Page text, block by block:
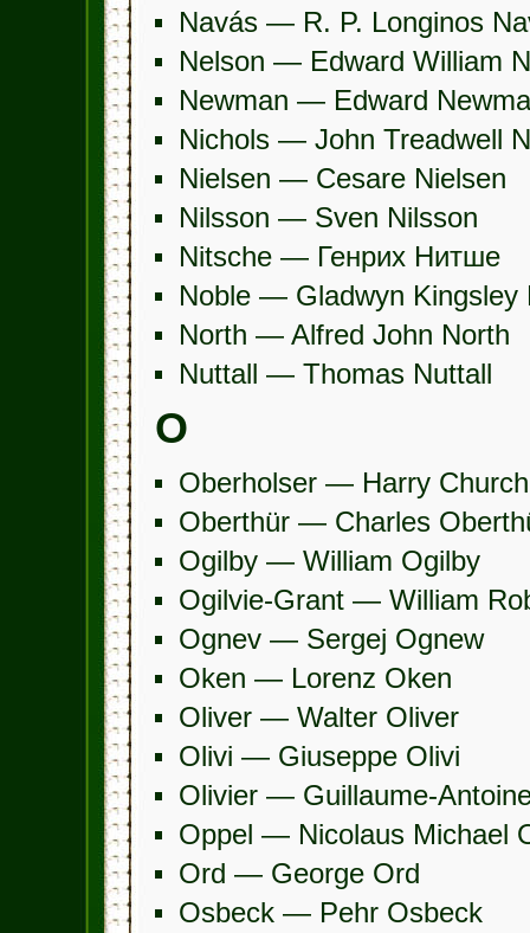
Navás — R. P. Longinos
Nelson — Edward William
Newman — Edward
Nichols — John Treadwell
Nielsen — Cesare Nielsen
Nilsson — Sven Nilsson
Nitsche — Генрих Нитше
Noble — Gladwyn Kingsley
North — Alfred John North
Nuttall — Thomas Nuttall
O
Oberholser — Harry
Oberthür — Charles
Ogilby — William Ogilby
Ogilvie-Grant — William
Ognev — Sergej Ognew
Oken — Lorenz Oken
Oliver — Walter Oliver
Olivi — Giuseppe Olivi
Olivier — Guillaume-
Oppel — Nicolaus Michael
Ord — George Ord
Osbeck — Pehr Osbeck